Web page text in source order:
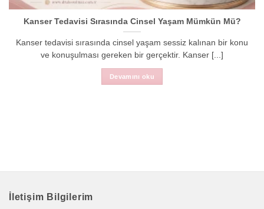
Kanser Tedavisi Sırasında Cinsel Yaşam Mümkün Mü?
Kanser tedavisi sırasında cinsel yaşam sessiz kalınan bir konu
ve konuşulması gereken bir gerçektir. Kanser [...]
Devamını oku
İletişim Bilgilerim